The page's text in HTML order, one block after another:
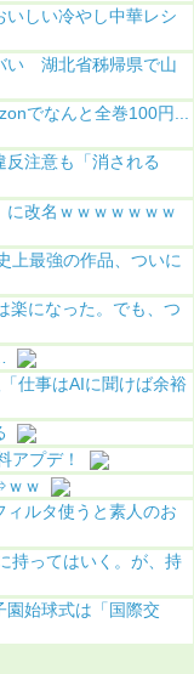
いしい冷やし中華レシ
い 湖北省秭帰県で山
でなんと全巻100円...
注意も「消される
に改名ｗｗｗｗｗｗｗ
上最強の作品、ついに
楽になった。でも、つ
仕事はAIに聞けば余裕
アプデ！
ｗｗ
ルタ使うと素人のお
持ってはいく。が、持
園始球式は「国際交